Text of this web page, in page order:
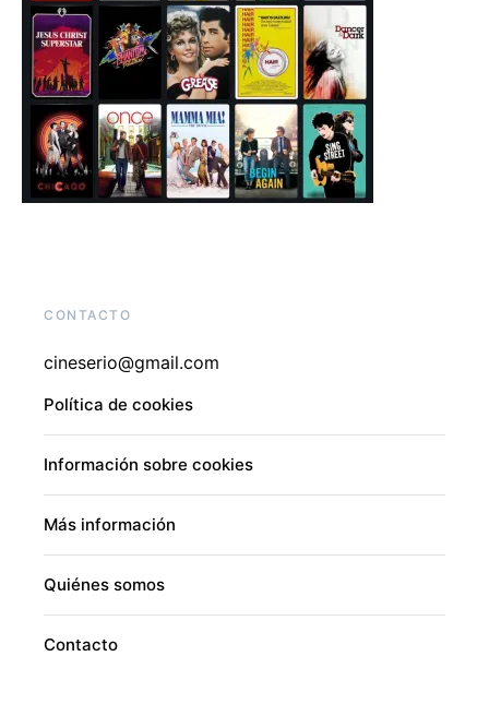
CONTACTO
cineserio@gmail.com
Política de cookies
Información sobre cookies
Más información
Quiénes somos
Contacto